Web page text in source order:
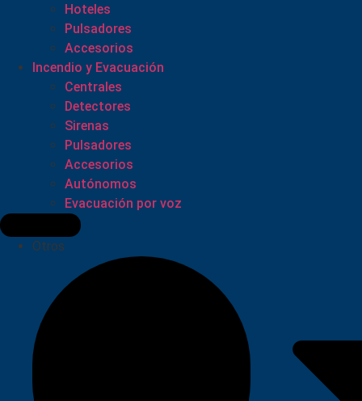
Hoteles
Pulsadores
Accesorios
Incendio y Evacuación
Centrales
Detectores
Sirenas
Pulsadores
Accesorios
Autónomos
Evacuación por voz
Otros